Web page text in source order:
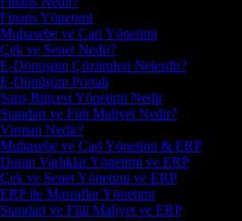
Finans Yönetimi
Muhasebe ve Cari Yönetimi
Çek ve Senet Nedir?
E-Dönüşüm Çözümleri Nelerdir?
E-Dönüşüm Portalı
Satış Bütçesi Yönetimi Nedir
Standart ve Fiili Maliyet Nedir?
Virman Nedir?
Muhasebe ve Cari Yönetimi & ERP
Duran Varlıklar Yönetimi ve ERP
Çek ve Senet Yönetimi ve ERP
ERP ile Masraflar Yönetimi
Standart ve Fiili Maliyet ve ERP